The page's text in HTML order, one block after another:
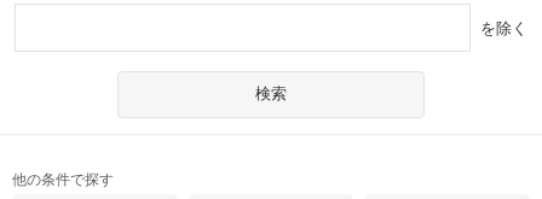
を除く
他の条件で探す